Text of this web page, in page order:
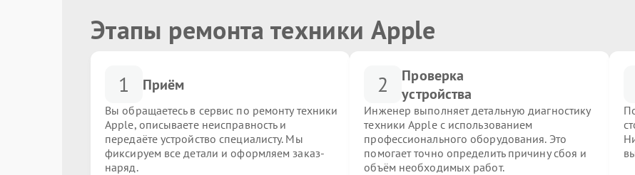
Этапы ремонта техники Apple
1 Приём
Вы обращаетесь в сервис по ремонту техники
Apple, описываете неисправность и
передаёте устройство специалисту. Мы
фиксируем все детали и оформляем заказ-
наряд.
2
Проверка
устройства
Инженер выполняет детальную диагностику
техники Apple с использованием
профессионального оборудования. Это
помогает точно определить причину сбоя и
объём необходимых работ.